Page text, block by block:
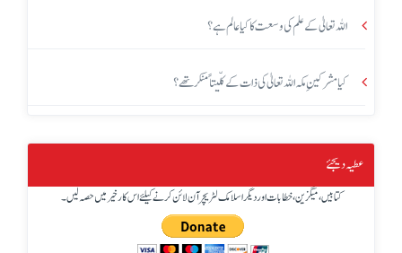
اللہ تعالیٰ کے علم کی وسعت کا کیا عالم ہے؟
کیا مشرکینِ مکہ اللہ تعالیٰ کی ذات کے کلّیتاً منکر تھے؟
عطیہ دیجئے
کتابیں، میگزین، خطابات اور دیگر اسلامک لٹریچر آن لائن کرنے کیلئے اس کار خیر میں حصہ لیں۔